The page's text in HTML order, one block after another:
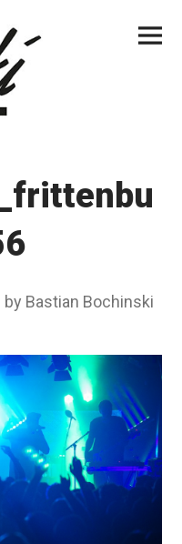
Menu
by Bastian Bochinski